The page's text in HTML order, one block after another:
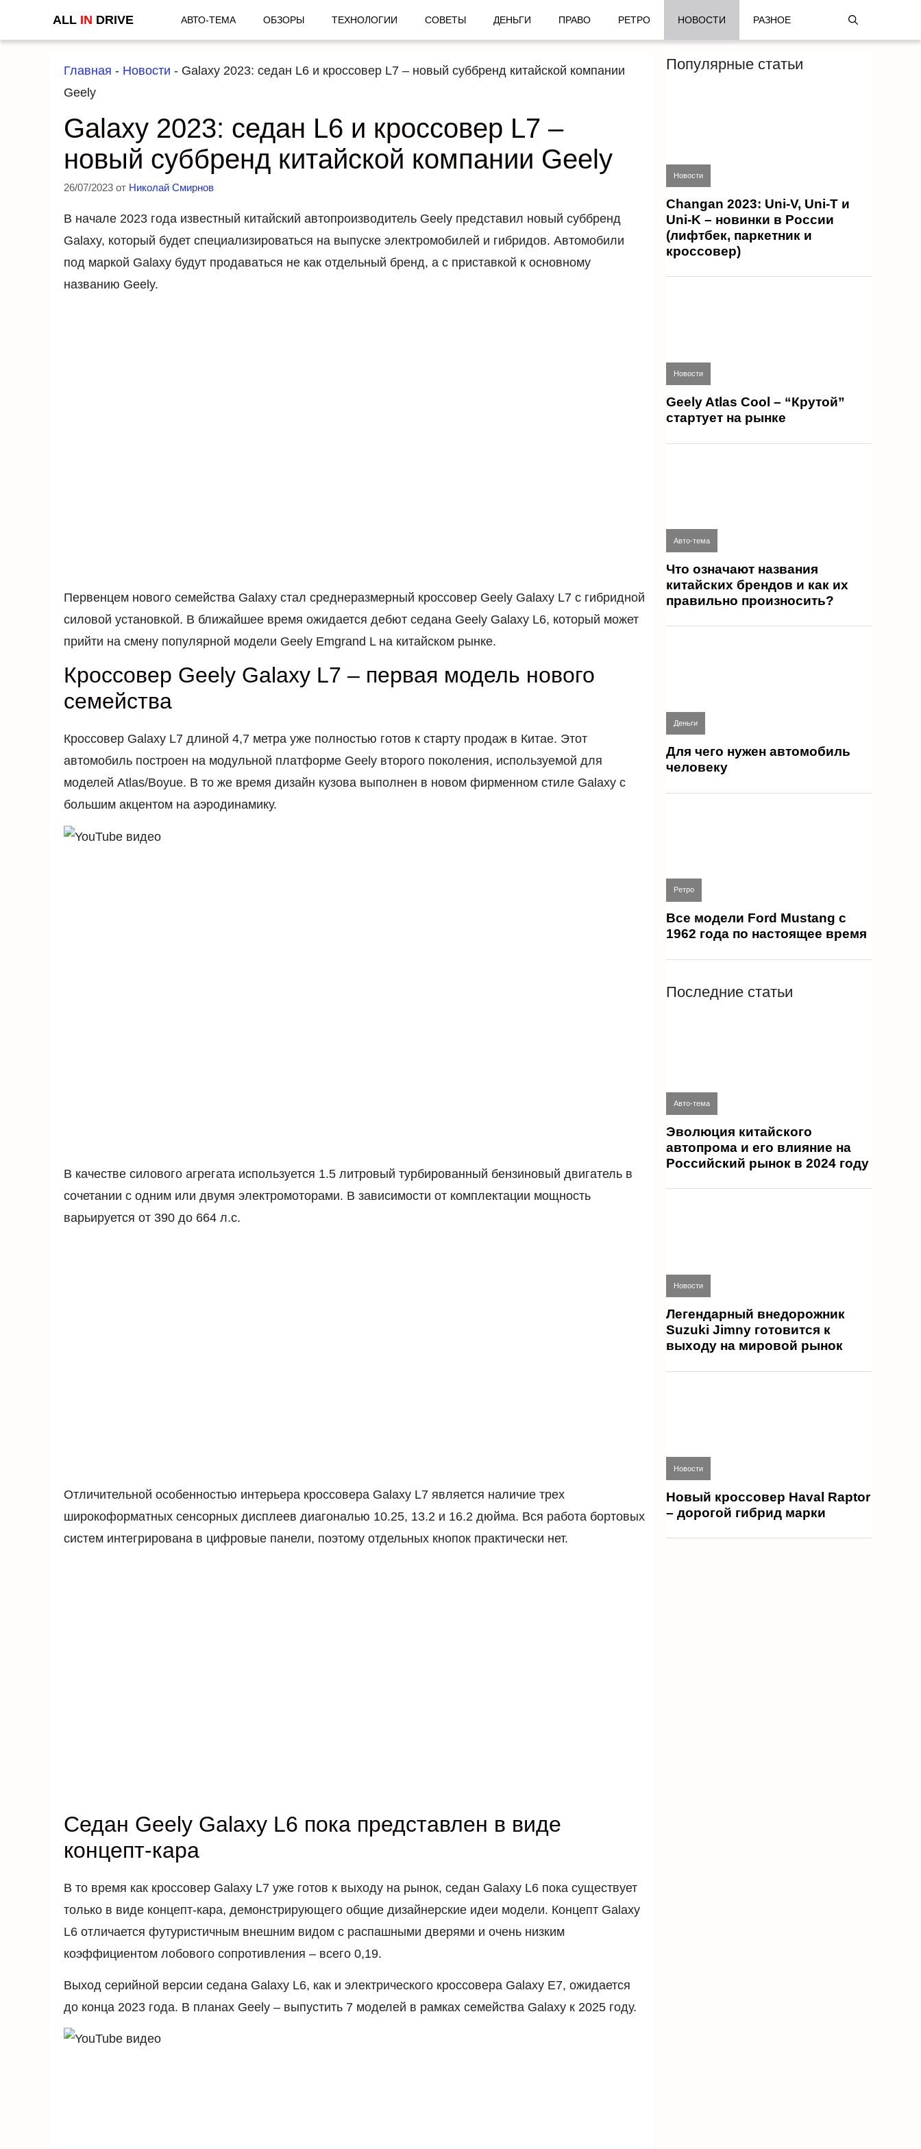
ALL IN DRIVE АВТО-ТЕМА ОБЗОРЫ ТЕХНОЛОГИИ СОВЕТЫ ДЕНЬГИ ПРАВО РЕТРО НОВОСТИ РАЗНОЕ
Главная - Новости - Galaxy 2023: седан L6 и кроссовер L7 – новый суббренд китайской компании
Geely
Galaxy 2023: седан L6 и кроссовер L7 –
новый суббренд китайской компании Geely
26/07/2023 от Николай Смирнов
В начале 2023 года известный китайский автопроизводитель Geely представил новый суббренд
Galaxy, который будет специализироваться на выпуске электромобилей и гибридов. Автомобили
под маркой Galaxy будут продаваться не как отдельный бренд, а с приставкой к основному
названию Geely.
Первенцем нового семейства Galaxy стал среднеразмерный кроссовер Geely Galaxy L7 с гибридной
силовой установкой. В ближайшее время ожидается дебют седана Geely Galaxy L6, который может
прийти на смену популярной модели Geely Emgrand L на китайском рынке.
Кроссовер Geely Galaxy L7 – первая модель нового
семейства
Кроссовер Galaxy L7 длиной 4,7 метра уже полностью готов к старту продаж в Китае. Этот
автомобиль построен на модульной платформе Geely второго поколения, используемой для
моделей Atlas/Boyue. В то же время дизайн кузова выполнен в новом фирменном стиле Galaxy с
большим акцентом на аэродинамику.
В качестве силового агрегата используется 1.5 литровый турбированный бензиновый двигатель в
сочетании с одним или двумя электромоторами. В зависимости от комплектации мощность
варьируется от 390 до 664 л.с.
Отличительной особенностью интерьера кроссовера Galaxy L7 является наличие трех
широкоформатных сенсорных дисплеев диагональю 10.25, 13.2 и 16.2 дюйма. Вся работа бортовых
систем интегрирована в цифровые панели, поэтому отдельных кнопок практически нет.
Седан Geely Galaxy L6 пока представлен в виде
концепт-кара
В то время как кроссовер Galaxy L7 уже готов к выходу на рынок, седан Galaxy L6 пока существует
только в виде концепт-кара, демонстрирующего общие дизайнерские идеи модели. Концепт Galaxy
L6 отличается футуристичным внешним видом с распашными дверями и очень низким
коэффициентом лобового сопротивления – всего 0,19.
Выход серийной версии седана Galaxy L6, как и электрического кроссовера Galaxy E7, ожидается
до конца 2023 года. В планах Geely – выпустить 7 моделей в рамках семейства Galaxy к 2025 году.
Популярные статьи
Новости
Changan 2023: Uni-V, Uni-T и
Uni-K – новинки в России
(лифтбек, паркетник и
кроссовер)
Новости
Geely Atlas Cool – “Крутой”
стартует на рынке
Авто-тема
Что означают названия
китайских брендов и как их
правильно произносить?
Деньги
Для чего нужен автомобиль
человеку
Ретро
Все модели Ford Mustang с
1962 года по настоящее время
Последние статьи
Авто-тема
Эволюция китайского
автопрома и его влияние на
Российский рынок в 2024 году
Новости
Легендарный внедорожник
Suzuki Jimny готовится к
выходу на мировой рынок
Новости
Новый кроссовер Haval Raptor
– дорогой гибрид марки